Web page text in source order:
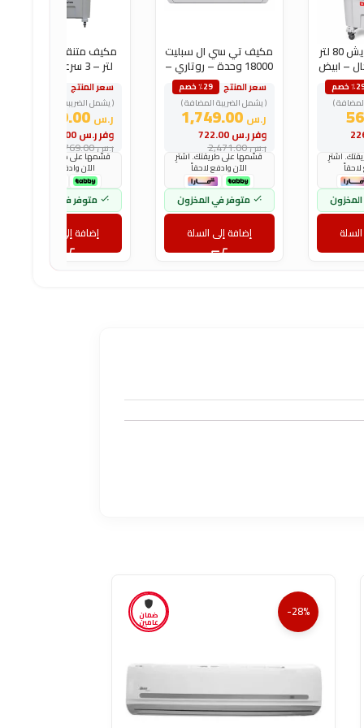
مبرد هواء فريش 80 لتر
– ابيض
خصم
)
اشترِ
مكيف تي سي ال سبليت
18000 وحدة – روتاري –
بارد سعر المنتج
٪29 خصم
( يشمل الضريبة المضافة )
ر.س1,749.00
وفرر.س722.00
ر.س2,471.00
قسّمها على طريقتك. اشترِ
الآن وادفع لاحقاً
متوفر في المخزون
إضافة إلى السلة
لتر – 3 سرعات – أزرق
سعر المنتج
( يشمل الضريبة المضافة )
ر.س549.00
وفرر.س220.00
ر.س769.00
قسّمها على طريقتك. اشترِ
الآن وادفع لاحقاً
متوفر في المخزون
إضافة إلى السلة
ضمان
عامين
-28%